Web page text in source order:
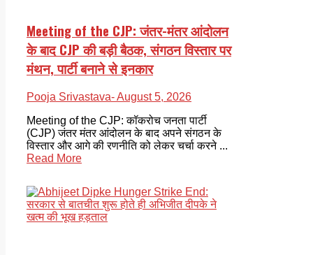
Meeting of the CJP: जंतर-मंतर आंदोलन
के बाद CJP की बड़ी बैठक, संगठन विस्तार पर
मंथन, पार्टी बनाने से इनकार
Pooja Srivastava- August 5, 2026
Meeting of the CJP: कॉकरोच जनता पार्टी
(CJP) जंतर मंतर आंदोलन के बाद अपने संगठन के
विस्तार और आगे की रणनीति को लेकर चर्चा करने ...
Read More